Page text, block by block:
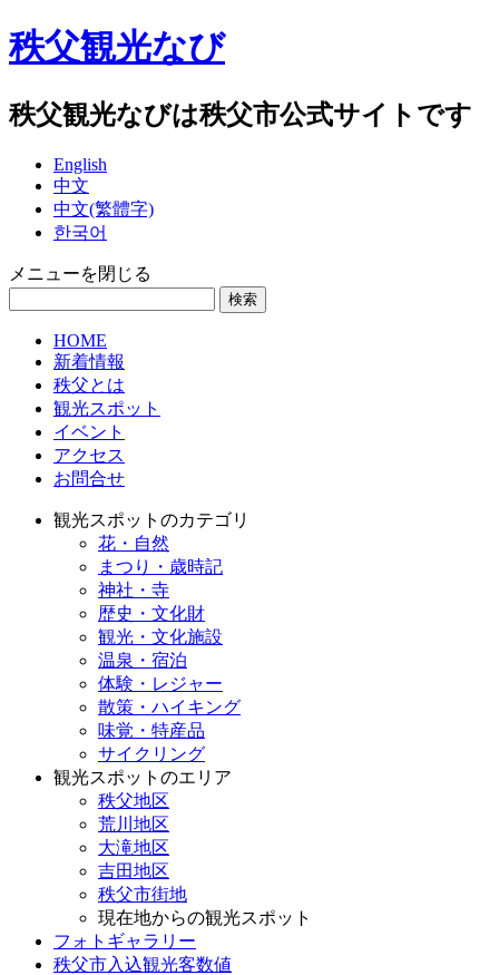
秩父観光なび
秩父観光なびは秩父市公式サイトです
English
中文
中文(繁體字)
한국어
メニューを閉じる
HOME
新着情報
秩父とは
観光スポット
イベント
アクセス
お問合せ
観光スポットのカテゴリ
花・自然
まつり・歳時記
神社・寺
歴史・文化財
観光・文化施設
温泉・宿泊
体験・レジャー
散策・ハイキング
味覚・特産品
サイクリング
観光スポットのエリア
秩父地区
荒川地区
大滝地区
吉田地区
秩父市街地
現在地からの観光スポット
フォトギャラリー
秩父市入込観光客数値